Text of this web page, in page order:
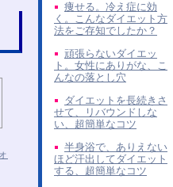
痩せる。冷え症に効
く。こんなダイエット方
法をご存知でしたか？
頑張らないダイエッ
ト。女性にありがな、こ
んなの落とし穴
ダイエットを長続きさ
せて、リバウンドしな
い、超簡単なコツ
半身浴で、ありえない
ほど汗出してダイエット
する、超簡単なコツ